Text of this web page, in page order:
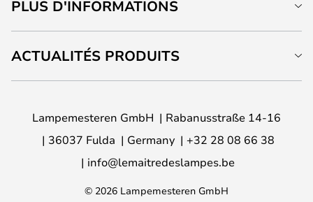
PLUS D'INFORMATIONS
ACTUALITÉS PRODUITS
Lampemesteren GmbH
Rabanusstraße 14-16
36037 Fulda
Germany
+32 28 08 66 38
info@lemaitredeslampes.be
© 2026 Lampemesteren GmbH